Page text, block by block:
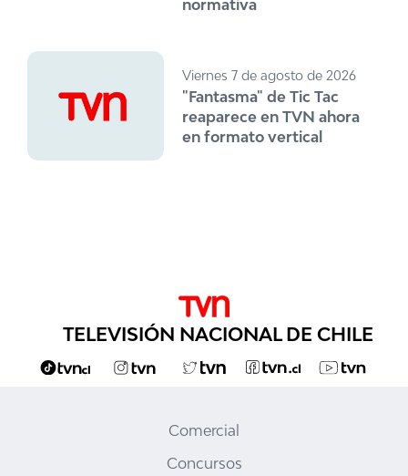
normativa
Viernes 7 de agosto de 2026
"Fantasma" de Tic Tac
reaparece en TVN ahora
en formato vertical
TELEVISIÓN NACIONAL DE CHILE
Comercial
Concursos